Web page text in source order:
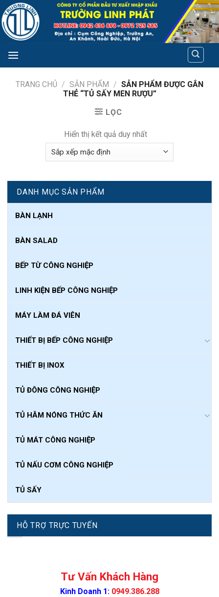
Skip
to
content
TRANG CHỦ / SẢN PHẨM / SẢN PHẨM ĐƯỢC GẮN
THẺ “TỦ SẤY MEN RƯỢU”
LỌC
Hiển thị kết quả duy nhất
DANH MỤC SẢN PHẨM
BÀN LẠNH
BÀN SALAD
BẾP TỪ CÔNG NGHIỆP
LINH KIỆN BẾP CÔNG NGHIỆP
MÁY LÀM ĐÁ VIÊN
THIẾT BỊ BẾP CÔNG NGHIỆP
THIẾT BỊ INOX
TỦ ĐÔNG CÔNG NGHIỆP
TỦ HÂM NÓNG THỨC ĂN
TỦ MÁT CÔNG NGHIỆP
TỦ NẤU CƠM CÔNG NGHIỆP
TỦ SẤY
HỖ TRỢ TRỰC TUYẾN
Tư Vấn Khách Hàng
Kinh Doanh 1: 0949.386.288